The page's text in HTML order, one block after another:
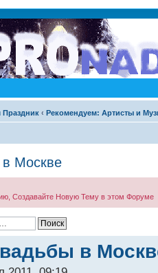
Праздник ‹ Рекомендуем: Артисты и
Москве
Создавайте Новую Тему в этом Форуме
в